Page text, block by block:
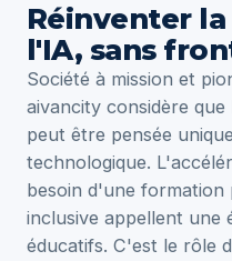
Réinventer
l'IA, sans
Société à mission et
aivancity considère
peut être pensée
technologique.
besoin d'une formation
inclusive appellent une
éducatifs. C'est le rôle